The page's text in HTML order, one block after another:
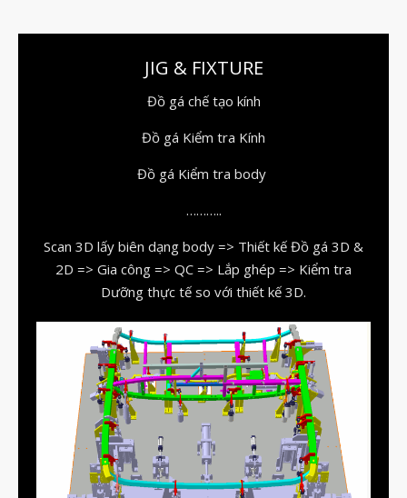
Automotive
Aerospace
Medical
Ứng Dụng
Thư Viện
Video
Liên Hệ
JIG & FIXTURE
Đồ gá chế tạo kính
Đồ gá Kiểm tra Kính
Đồ gá Kiểm tra body
………..
Scan 3D lấy biên dạng body => Thiết kế Đồ gá 3D &
2D => Gia công => QC => Lắp ghép => Kiểm tra
Dưỡng thực tế so với thiết kế 3D.